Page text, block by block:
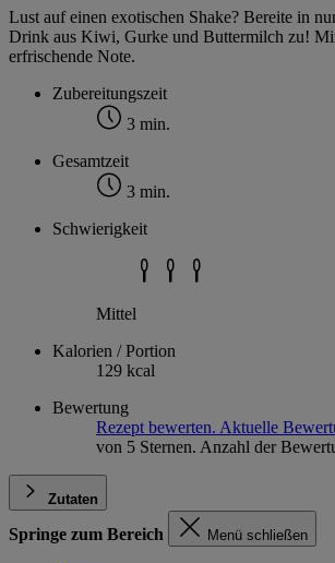
Lust auf einen exotischen Shake? Bereite in
Drink aus Kiwi, Gurke und Buttermilch zu!
erfrischende Note.
Zubereitungszeit
3 min.
Gesamtzeit
3 min.
Schwierigkeit
Mittel
Kalorien / Portion
129 kcal
Bewertung
Rezept bewerten. Aktuelle
von 5 Sternen. Anzahl der
Zutaten
Springe zum Bereich Menü schließen